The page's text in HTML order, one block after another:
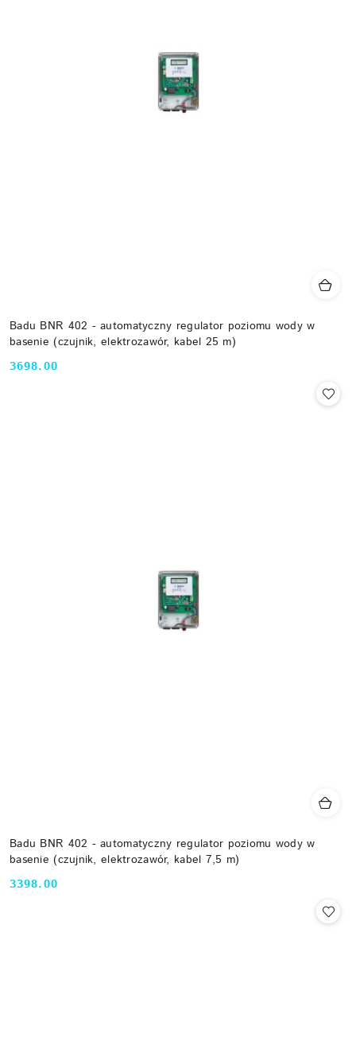
Badu BNR 402 - automatyczny regulator poziomu wody w
basenie (czujnik, elektrozawór, kabel 25 m)
Cena:
3698.00
Badu BNR 402 - automatyczny regulator poziomu wody w
basenie (czujnik, elektrozawór, kabel 7,5 m)
Cena:
3398.00